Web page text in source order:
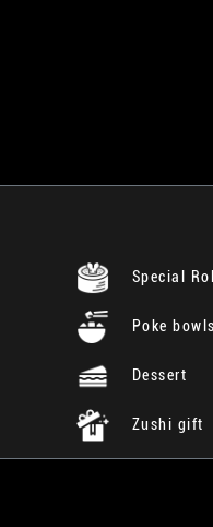
Special
Poke bowls
Dessert
Zushi gift